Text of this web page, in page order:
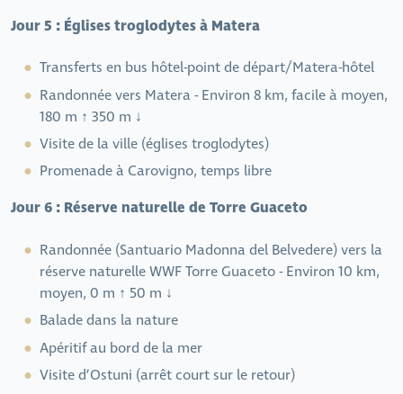
Jour 5 : Églises troglodytes à Matera
Transferts en bus hôtel-point de départ/Matera-hôtel
Randonnée vers Matera - Environ 8 km, facile à moyen,
180 m ↑ 350 m ↓
Visite de la ville (églises troglodytes)
Promenade à Carovigno, temps libre
Jour 6 : Réserve naturelle de Torre Guaceto
Randonnée (Santuario Madonna del Belvedere) vers la
réserve naturelle WWF Torre Guaceto - Environ 10 km,
moyen, 0 m ↑ 50 m ↓
Balade dans la nature
Apéritif au bord de la mer
Visite d’Ostuni (arrêt court sur le retour)